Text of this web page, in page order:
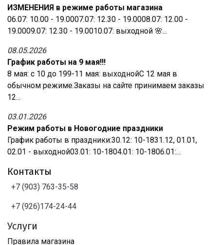
ИЗМЕНЕНИЯ в режиме работы магазина
06.07: 10.00 - 19.0007.07: 12.30 - 19.0008.07: 12.00 -
19.0009.07: 12.30 - 19.0010.07: выходной 🌸...
08.05.2026
График работы на 9 мая!!!
8 мая: с 10 до 199-11 мая: выходнойС 12 мая в
обычном режиме.Заказы на сайте принимаем заказы
12...
03.01.2026
Режим работы в Новогодние праздники
График работы в праздники:30.12: 10-1831.12, 01.01,
02.01 - выходной03.01: 10-1804.01: 10-1806.01:...
Контакты
+7 (903) 763-35-58
+7 (926)174-24-44
Услуги
Правила магазина